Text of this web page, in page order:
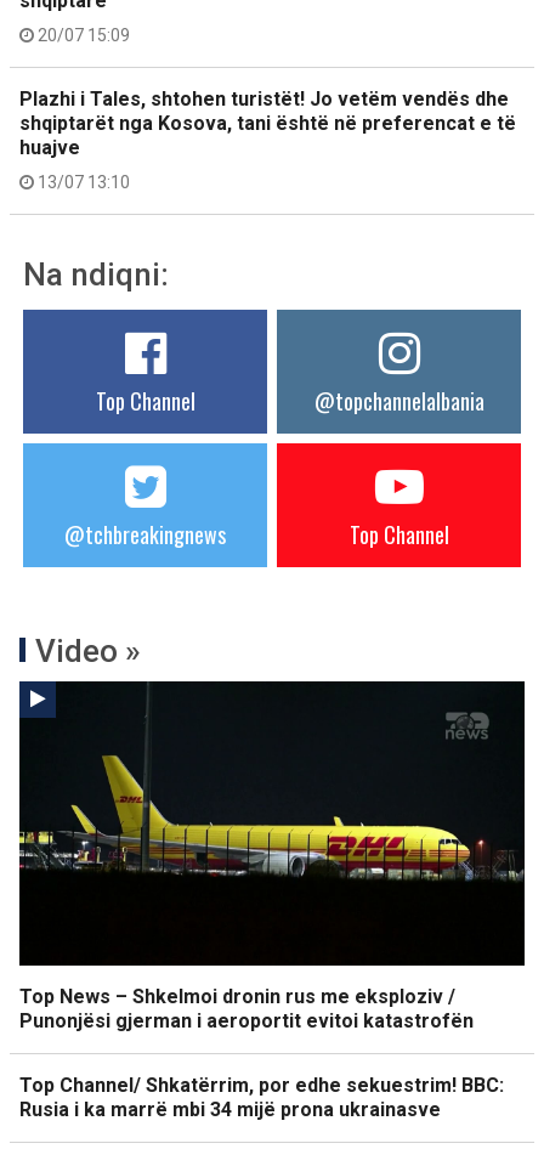
20/07 15:09
Plazhi i Tales, shtohen turistët! Jo vetëm vendës dhe
shqiptarët nga Kosova, tani është në preferencat e të
huajve
13/07 13:10
Na ndiqni:
Top Channel @topchannelalbania
@tchbreakingnews Top Channel
Video »
Top News – Shkelmoi dronin rus me eksploziv /
Punonjësi gjerman i aeroportit evitoi katastrofën
Top Channel/ Shkatërrim, por edhe sekuestrim! BBC:
Rusia i ka marrë mbi 34 mijë prona ukrainasve